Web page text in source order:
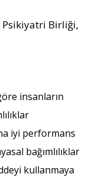
Birliği,
insanların
iyi performans
bağımlılıklar
kullanmaya